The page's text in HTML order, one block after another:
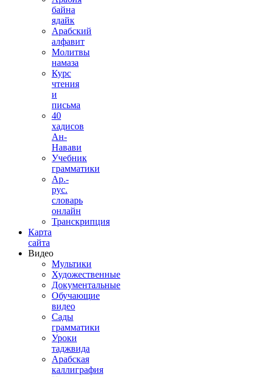
байна
ядайк
Арабский
алфавит
Молитвы
намаза
Курс
чтения
и
письма
40
хадисов
Ан-
Навави
Учебник
грамматики
Ар.-
рус.
словарь
онлайн
Транскрипция
Карта
сайта
Видео
Мультики
Художественные
Документальные
Обучающие
видео
Сады
грамматики
Уроки
таджвида
Арабская
каллиграфия